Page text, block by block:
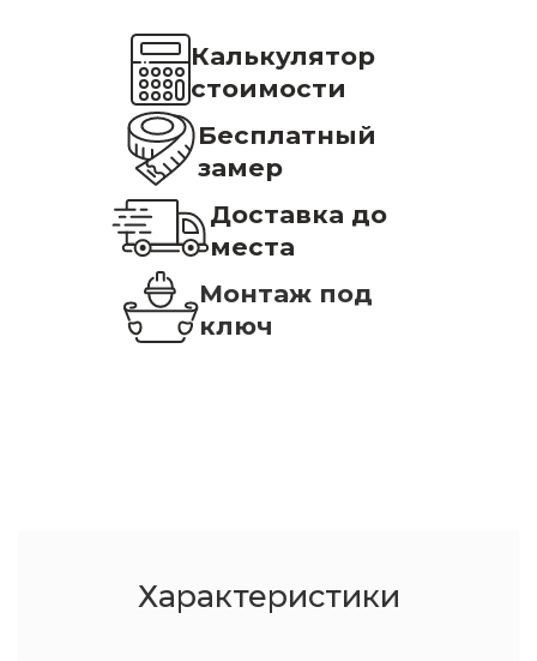
Калькулятор
стоимости
Бесплатный
замер
Доставка до
места
Монтаж под
ключ
Характеристики